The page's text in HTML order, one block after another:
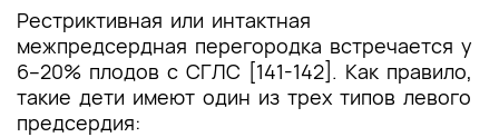
Рестриктивная или интактная
межпредсердная перегородка встречается у
6–20% плодов с СГЛС [141-142]. Как правило,
такие дети имеют один из трех типов левого
предсердия: